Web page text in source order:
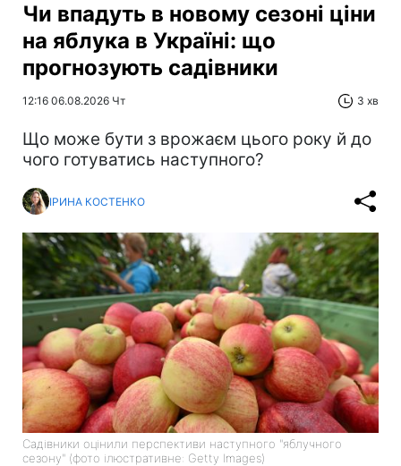
Чи впадуть в новому сезоні ціни
на яблука в Україні: що
прогнозують садівники
12:16 06.08.2026 Чт 3 хв
Що може бути з врожаєм цього року й до
чого готуватись наступного?
ІРИНА КОСТЕНКО
Садівники оцінили перспективи наступного "яблучного
сезону" (фото ілюстративне: Getty Images)